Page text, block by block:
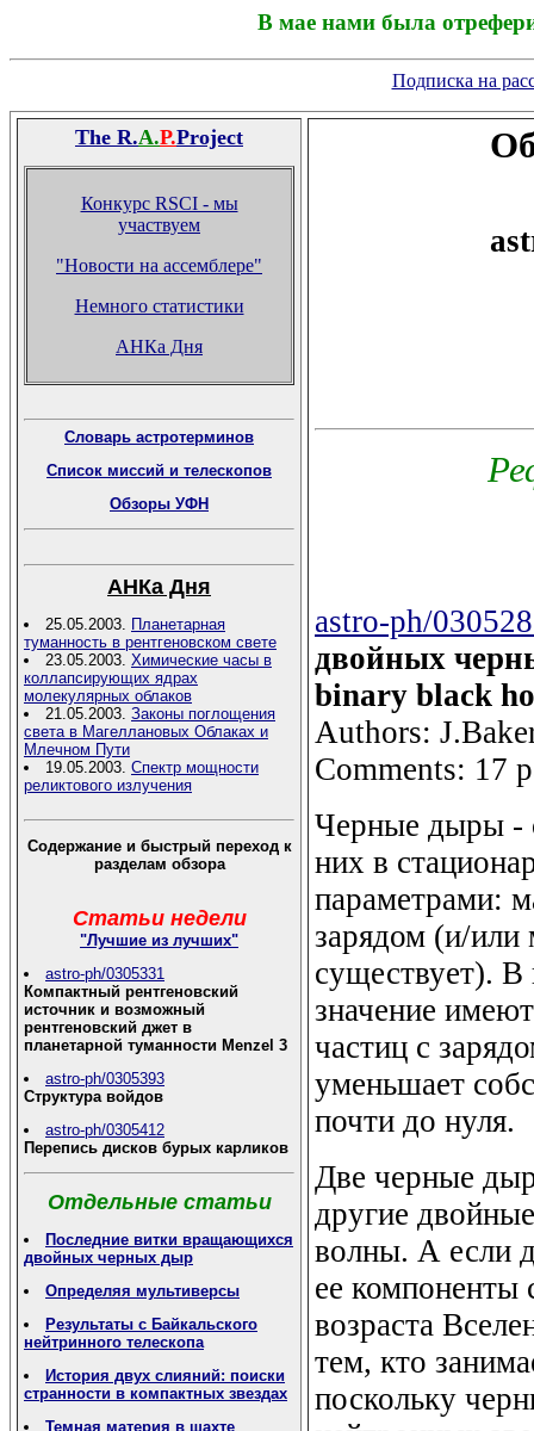
В мае нами была
Подписка на
The R.A.P.Project
Конкурс RSCI - мы
участвуем
"Новости на ассемблере"
Немного статистики
АНКа Дня
Словарь астротерминов
Список миссий и телескопов
Обзоры УФН
АНКа Дня
25.05.2003. Планетарная
туманность в рентгеновском свете
23.05.2003. Химические часы в
коллапсирующих ядрах
молекулярных облаков
21.05.2003. Законы поглощения
света в Магеллановых Облаках и
Млечном Пути
19.05.2003. Спектр мощности
реликтового излучения
Содержание и быстрый переход к
разделам обзора
Статьи недели
"Лучшие из лучших"
astro-ph/0305331
Компактный рентгеновский
источник и возможный
рентгеновский джет в
планетарной туманности Menzel 3
astro-ph/0305393
Структура войдов
astro-ph/0305412
Перепись дисков бурых карликов
Отдельные статьи
Последние витки вращающихся
двойных черных дыр
Определяя мультиверсы
Результаты с Байкальского
нейтринного телескопа
История двух слияний: поиски
странности в компактных звездах
Темная материя в шахте
astro-ph/
двойных
binary black
Authors:
Comments: 17
Черные дыры -
них в
параметрами:
зарядом (и/или
существует). В
значение
частиц с
уменьшает
почти до нуля.
Две черные
другие
волны. А если
ее компоненты
возраста
тем, кто
поскольку